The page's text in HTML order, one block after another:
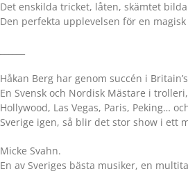
Det enskilda tricket, låten, skämtet
Den perfekta upplevelsen för en magisk
Håkan Berg har genom succén i
En Svensk och Nordisk Mästare i
Hollywood, Las Vegas, Paris, Peking…
Sverige igen, så blir det stor show i ett
Micke Svahn.
En av Sveriges bästa musiker, en